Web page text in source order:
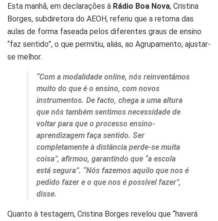
Esta manhã, em declarações à Rádio Boa Nova, Cristina
Borges, subdiretora do AEOH, referiu que a retoma das
aulas de forma faseada pelos diferentes graus de ensino
“faz sentido”, o que permitiu, aliás, ao Agrupamento, ajustar-
se melhor.
“Com a modalidade online, nós reinventámos
muito do que é o ensino, com novos
instrumentos. De facto, chega a uma altura
que nós também sentimos necessidade de
voltar para que o processo ensino-
aprendizagem faça sentido. Ser
completamente à distância perde-se muita
coisa”, afirmou, garantindo que “a escola
está segura”. “Nós fazemos aquilo que nos é
pedido fazer e o que nos é possível fazer”,
disse.
Quanto à testagem, Cristina Borges revelou que “haverá